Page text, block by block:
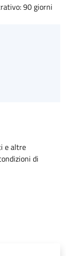
90 giorni
e altre
di